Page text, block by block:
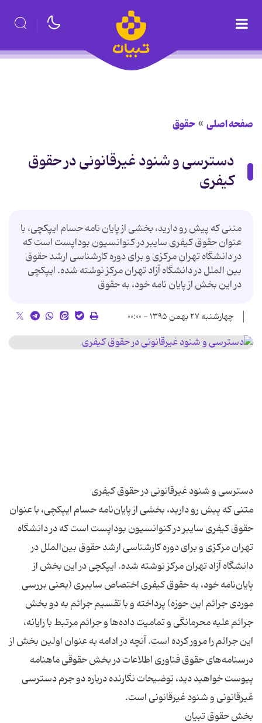
صفحه اصلی حقوق
دسترسی و شنود غیرقانونی در حقوق
کیفری
متنی که پیش رو دارید، بخشی از پایان نامه حسام ایپکچی، با
عنوان حقوق کیفری سایبر در کنوانسیون بوداپست است که
در دانشگاه تهران مرکزی و برای دوره کارشناسی ارشد حقوق
بین الملل در دانشگاه آزاد تهران مرکز نوشته شده. ایپکچی
در این بخش از پایان نامه خود، به حقوق
چهارشنبه ۲۷ بهمن ۱۳۹۵ - ۰۰:۰۰
متنی که پیش رو دارید، بخشی از پایان‌نامه حسام ایپکچی، با عنوان
حقوق کیفری سایبر در کنوانسیون بوداپست است که در دانشگاه
تهران مرکزی و برای دوره کارشناسی ارشد حقوق بین‌الملل در
دانشگاه آزاد تهران مرکز نوشته ‌شده. ایپکچی در این بخش از
پایان‌نامه خود، به حقوق کیفری اختصاص سایبری (یعنی بررسی
موردی جرائم این حوزه) پرداخته و با تقسیم جرائم به دو بخش
جرائم علیه محرمانگی و تمامیت داده‌ها و جرائم مرتبط با رایانه،
این جرائم را مرور کرده است. آنچه در ادامه به ‌عنوان اولین بخش از
درسنامه‌های حقوق فناوری اطلاعات در بخش حقوقی ماهنامه
پیوست خواهید دید، توضیحات نگارنده درباره دو جرم دسترسی